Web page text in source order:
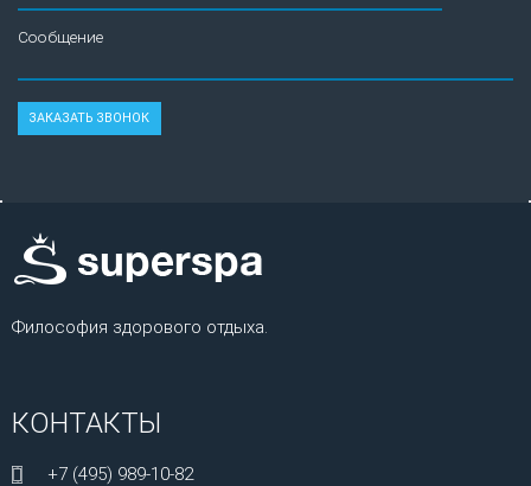
Сообщение
Философия здорового отдыха.
КОНТАКТЫ
+7 (495) 989-10-82